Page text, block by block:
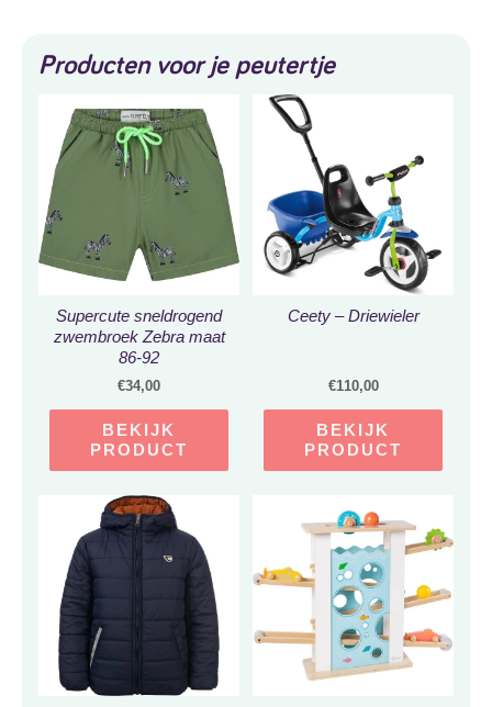
Producten voor je peutertje
Supercute sneldrogend
zwembroek Zebra maat
86-92
€34,00
BEKIJK
PRODUCT
Ceety – Driewieler
€110,00
BEKIJK
PRODUCT